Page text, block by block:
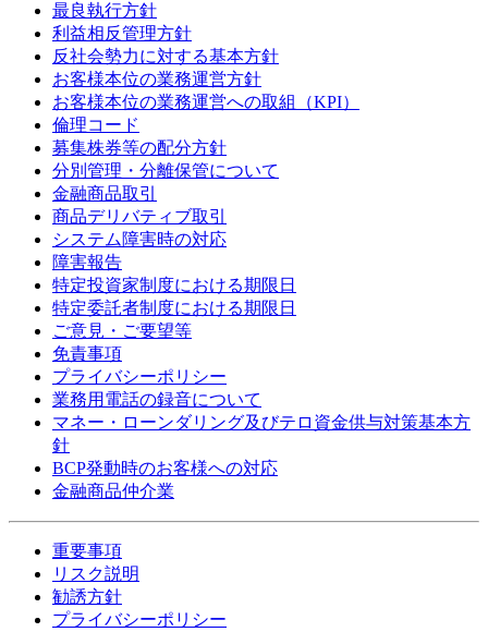
最良執行方針
利益相反管理方針
反社会勢力に対する基本方針
お客様本位の業務運営方針
お客様本位の業務運営への取組（KPI）
倫理コード
募集株券等の配分方針
分別管理・分離保管について
金融商品取引
商品デリバティブ取引
システム障害時の対応
障害報告
特定投資家制度における期限日
特定委託者制度における期限日
ご意見・ご要望等
免責事項
プライバシーポリシー
業務用電話の録音について
マネー・ローンダリング及びテロ資金供与対策基本方
針
BCP発動時のお客様への対応
金融商品仲介業
重要事項
リスク説明
勧誘方針
プライバシーポリシー